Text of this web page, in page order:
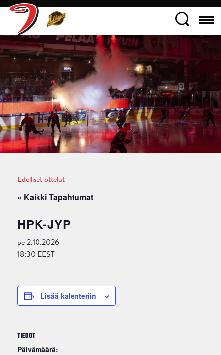
Edelliset ottelut
« Kaikki Tapahtumat
HPK-JYP
pe 2.10.2026
18:30 EEST
Lisää kalenteriin
TIEDOT
Päivämäärä: